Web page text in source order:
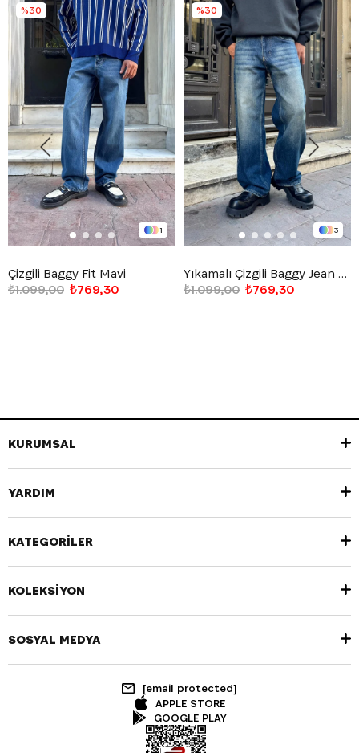
1
Çizgili Baggy Fit Mavi
₺769,30
₺1.099,00
%30
3
Yıkamalı Çizgili Baggy Jean Mavi
₺769,30
₺1.099,00
%30
KURUMSAL
YARDIM
KATEGORİLER
KOLEKSİYON
SOSYAL MEDYA
[email protected]
APPLE STORE
GOOGLE PLAY